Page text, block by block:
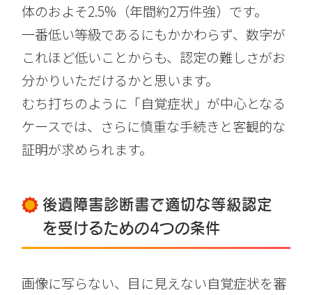
体のおよそ2.5%（年間約2万件強）です。
一番低い等級であるにもかかわらず、数字が
これほど低いことからも、認定の難しさがお
分かりいただけるかと思います。
むち打ちのように「自覚症状」が中心となる
ケースでは、さらに慎重な手続きと客観的な
証明が求められます。
後遺障害診断書で適切な等級認定
を受けるための4つの条件
画像に写らない、目に見えない自覚症状を審